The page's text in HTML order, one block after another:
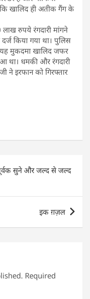
खालिद ही अतीक गैंग के
रुपये रंगदारी मांगने
किया गया था। पुलिस
यह मुकदमा खालिद जफर
था। धमकी और रंगदारी
ने इरफान को गिरफ्तार
ar
e
सुने और जल्द से जल्द
इक ग़ज़ल
Required